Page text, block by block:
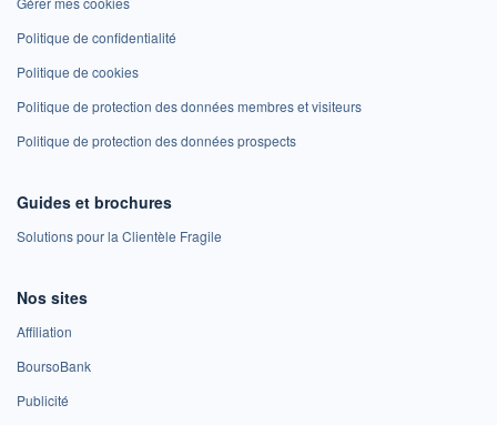
Politique de confidentialité
Politique de cookies
Politique de protection des données membres et visiteurs
Politique de protection des données prospects
Guides et brochures
Solutions pour la Clientèle Fragile
Nos sites
Affiliation
BoursoBank
Publicité